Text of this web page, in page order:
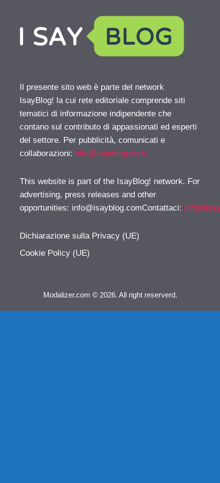
Il presente sito web è parte del network
IsayBlog! la cui rete editoriale comprende siti
tematici di informazione indipendente che
contano sul contributo di appassionati ed esperti
del settore. Per pubblicità, comunicati e
collaborazioni: info@isayblog.com
This website is part of the IsayBlog! network. For
advertising, press releases and other
opportunities: info@isayblog.comContattaci:
Dichiarazione sulla Privacy (UE)
Cookie Policy (UE)
Modalizer.com © 2026. All right reserverd.